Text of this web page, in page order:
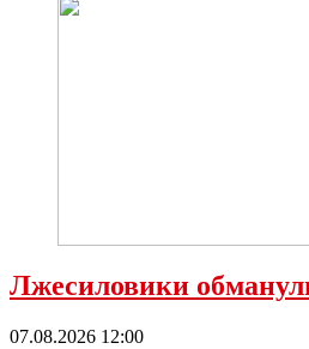
Лжесиловики
07.08.2026 12:00